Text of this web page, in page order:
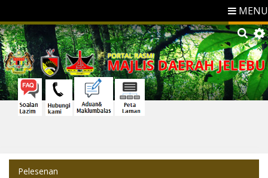
MENU
Pelesenan